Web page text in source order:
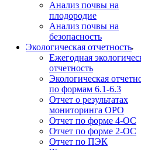
Анализ почвы на
плодородие
Анализ почвы на
безопасность
Экологическая отчетность
Ежегодная
отчетность
Экологическая
по формам 6.1-6.3
Отчет о результатах
мониторинга ОРО
Отчет по форме 4-ОС
Отчет по форме 2-ОС
Отчет по ПЭК